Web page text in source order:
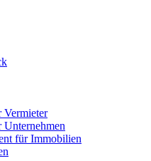
Vermieter
für Immobilien